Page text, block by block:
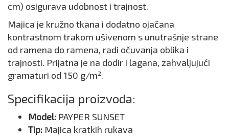
cm) osigurava udobnost i trajnost.
Majica je kružno tkana i dodatno ojačana
kontrastnom trakom ušivenom s unutrašnje strane
od ramena do ramena, radi očuvanja oblika i
trajnosti. Prijatna je na dodir i lagana, zahvaljujući
gramaturi od 150 g/m².
Specifikacija proizvoda:
Model: PAYPER SUNSET
Tip: Majica kratkih rukava